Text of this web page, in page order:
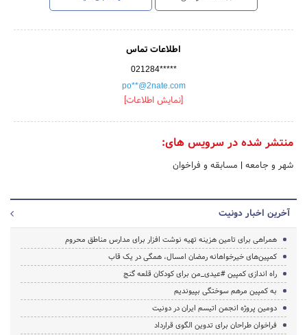
اطلاعات تماس
021284*****
po**@2nate.com
[نمایش اطلاعات]
منتشر شده در سرویس های:
شهر و جامعه | مسابقه و فراخوان
آخرین اخبار دونیت
همراهی برای تامین هزینه تهیه نوشت افزار برای مدارس مناطق محروم
کمپین‌های خیرخواهانه رمضان امسال، همگی در یک قاب
راه اندازی کمپین #عیدی_من برای کودکان قلعه گنج
به کمپین مرهم سوختگی بپیوندیم
دومین پروژه انجمن اتیسم ایران در دونیت
فراخوان طراحان برای تدوین الگوی قرارداد